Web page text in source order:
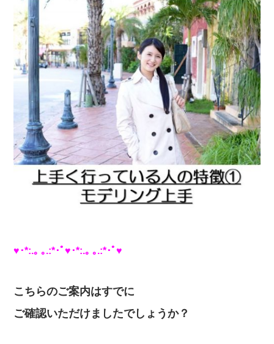
♥･*:.｡ ｡.:*･ﾟ♥･*:.｡ ｡.:*･ﾟ♥
こちらのご案内はすでに
ご確認いただけましたでしょうか？